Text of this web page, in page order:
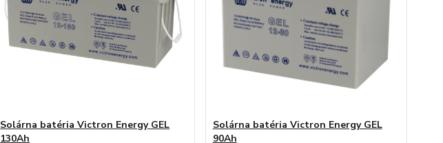
Solárna batéria Victron Energy GEL
130Ah
Solárna batéria Victron Energy GEL
90Ah